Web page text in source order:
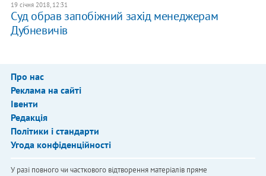
19 січня 2018, 12:31
Суд обрав запобіжний захід менеджерам
Дубневичів
Про нас
Реклама на сайті
Івенти
Редакція
Політики і стандарти
Угода конфіденційності
У разі повного чи часткового відтворення матеріалів пряме